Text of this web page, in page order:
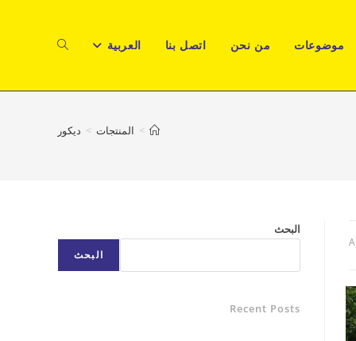
موضوعات من نحن اتصل بنا العربية TOGGLE
> المنتجات > ديكور
البحث
البحث
Recent Posts